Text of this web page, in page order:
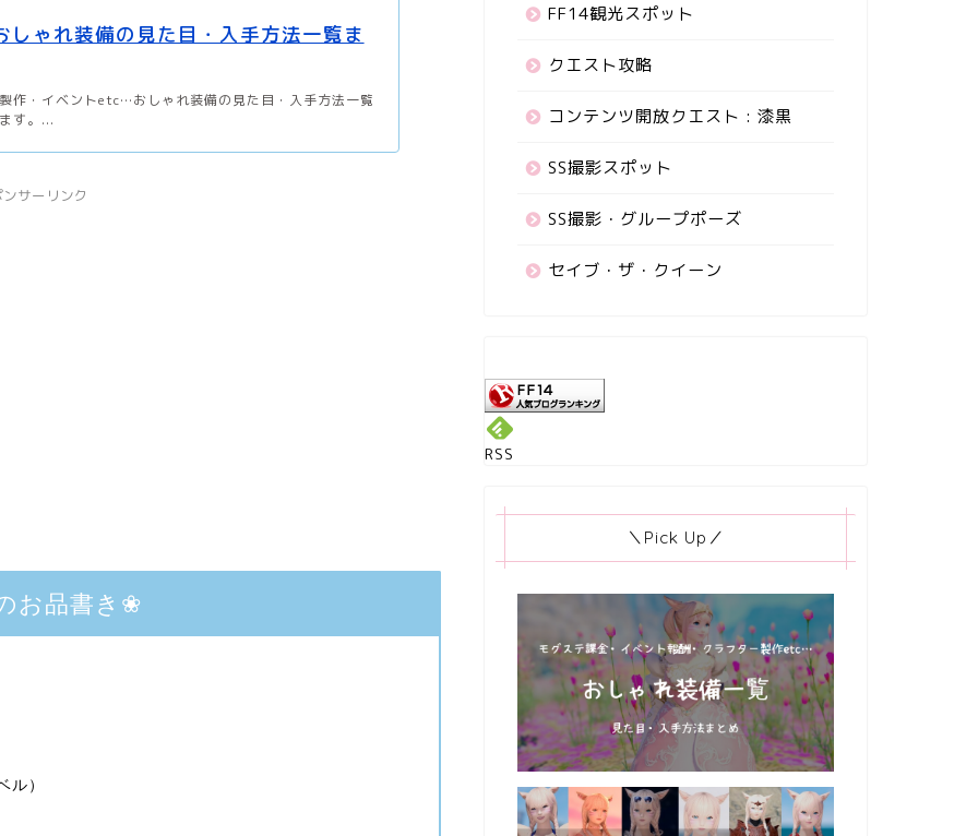
しゃれ装備の見た目・入手方法一覧ま
作・イベントetc…おしゃれ装備の見た目・入手方法一覧
す。...
サーリンク
お品書き❀
ル）
FF14観光スポット
クエスト攻略
コンテンツ開放クエスト : 漆黒
SS撮影スポット
SS撮影・グループポーズ
セイブ・ザ・クイーン
RSS
＼Pick Up／